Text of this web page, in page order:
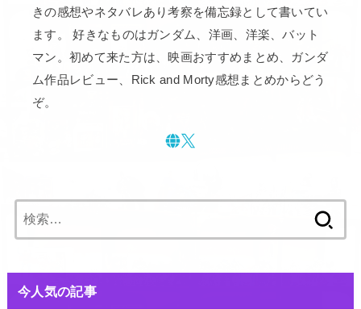
きの感想やネタバレあり考察を備忘録として書いてい
ます。 好きなものはガンダム、洋画、洋楽、バット
マン。初めて来た方は、映画おすすめまとめ、ガンダ
ム作品レビュー、Rick and Morty感想まとめからどう
ぞ。
索:
今人気の記事